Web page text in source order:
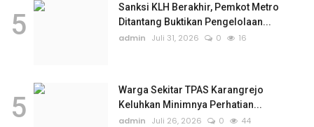
5
Sanksi KLH Berakhir, Pemkot Metro
Ditantang Buktikan Pengelolaan...
admin
Juli 31, 2026 0 16
5
Warga Sekitar TPAS Karangrejo
Keluhkan Minimnya Perhatian...
admin
Juli 26, 2026 0 44